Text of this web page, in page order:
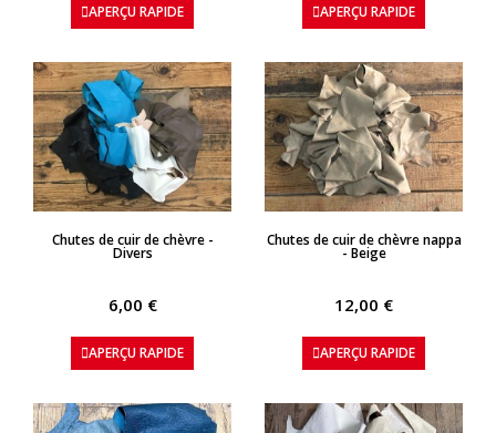
APERÇU RAPIDE APERÇU RAPIDE
APERÇU RAPIDE
Chutes de cuir de chèvre -
Divers
6,00 €
APERÇU RAPIDE
APERÇU RAPIDE
Chutes de cuir de chèvre nappa
- Beige
12,00 €
APERÇU RAPIDE